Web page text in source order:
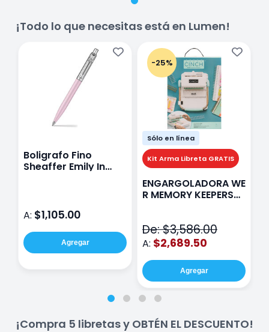
¡Todo lo que necesitas está en Lumen!
Boligrafo Fino
Sheaffer Emily In
A: $1,105.00
Agregar
-25%
Sólo en línea
Kit Arma Libreta GRATIS
ENGARGOLADORA WE
R MEMORY KEEPERS
De: $3,586.00
A: $2,689.50
Agregar
¡Compra 5 libretas y OBTÉN EL DESCUENTO!